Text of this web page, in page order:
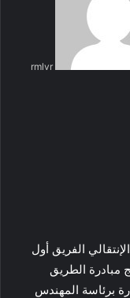
rmlvr
الفريق أول
الطريق
برئاسة المهندس